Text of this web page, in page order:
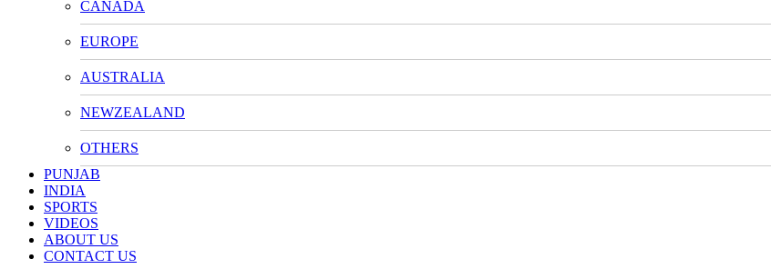
CANADA
EUROPE
AUSTRALIA
NEWZEALAND
OTHERS
PUNJAB
INDIA
SPORTS
VIDEOS
ABOUT US
CONTACT US